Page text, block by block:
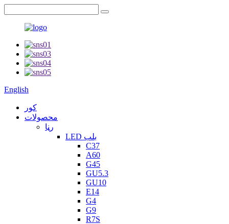
English
کور
محصولات
رڼا
LED بلب
C37
A60
G45
GU5.3
GU10
E14
G4
G9
R7S